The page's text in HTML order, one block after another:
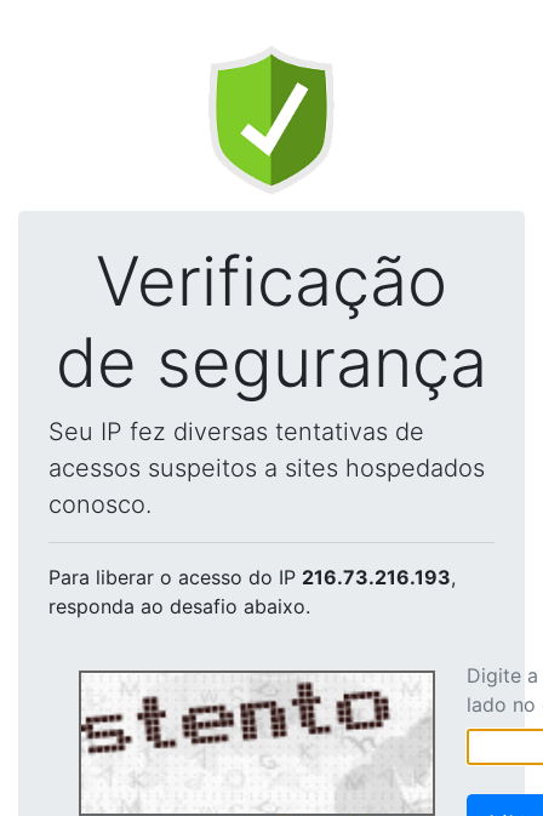
Verificação
de segurança
Seu IP fez diversas tentativas de
acessos suspeitos a sites hospedados
conosco.
Para liberar o acesso do IP 216.73.216.193,
responda ao desafio abaixo.
Digite
lado no